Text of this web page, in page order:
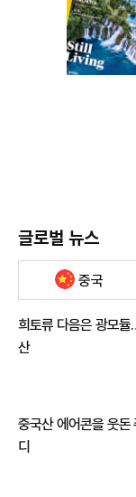
글로벌 뉴스
중국
희토류 다음은 광모
산
중국산 에어콘을 웃돈
디